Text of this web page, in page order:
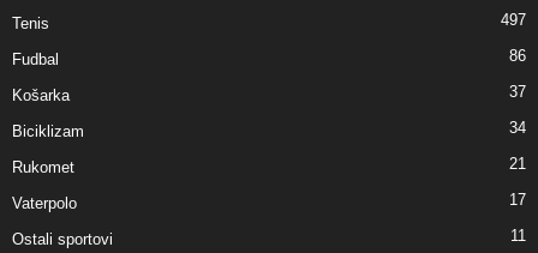
Tenis 497
Fudbal 86
Košarka 37
Biciklizam 34
Rukomet 21
Vaterpolo 17
Ostali sportovi 11